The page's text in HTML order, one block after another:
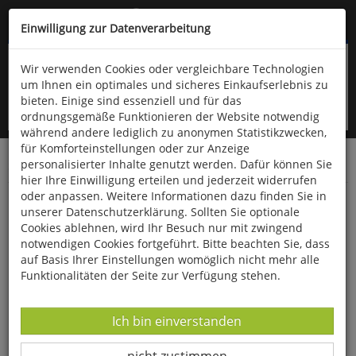
Kompletten Head der Seite überspringen
oder (06766) 9323-960
Startseite Bücher Biologie allgemein Zoologie
Die Süßwasserfische Europas
Einwilligung zur Datenverarbeitung
Wir verwenden Cookies oder vergleichbare Technologien
um Ihnen ein optimales und sicheres Einkaufserlebnis zu
bieten. Einige sind essenziell und für das
ordnungsgemäße Funktionieren der Website notwendig
während andere lediglich zu anonymen Statistikzwecken,
für Komforteinstellungen oder zur Anzeige
personalisierter Inhalte genutzt werden. Dafür können Sie
hier Ihre Einwilligung erteilen und jederzeit widerrufen
oder anpassen. Weitere Informationen dazu finden Sie in
unserer Datenschutzerklärung. Sollten Sie optionale
Cookies ablehnen, wird Ihr Besuch nur mit zwingend
notwendigen Cookies fortgeführt. Bitte beachten Sie, dass
auf Basis Ihrer Einstellungen womöglich nicht mehr alle
Funktionalitäten der Seite zur Verfügung stehen.
Datenverarbeitung -
Ich bin einverstanden